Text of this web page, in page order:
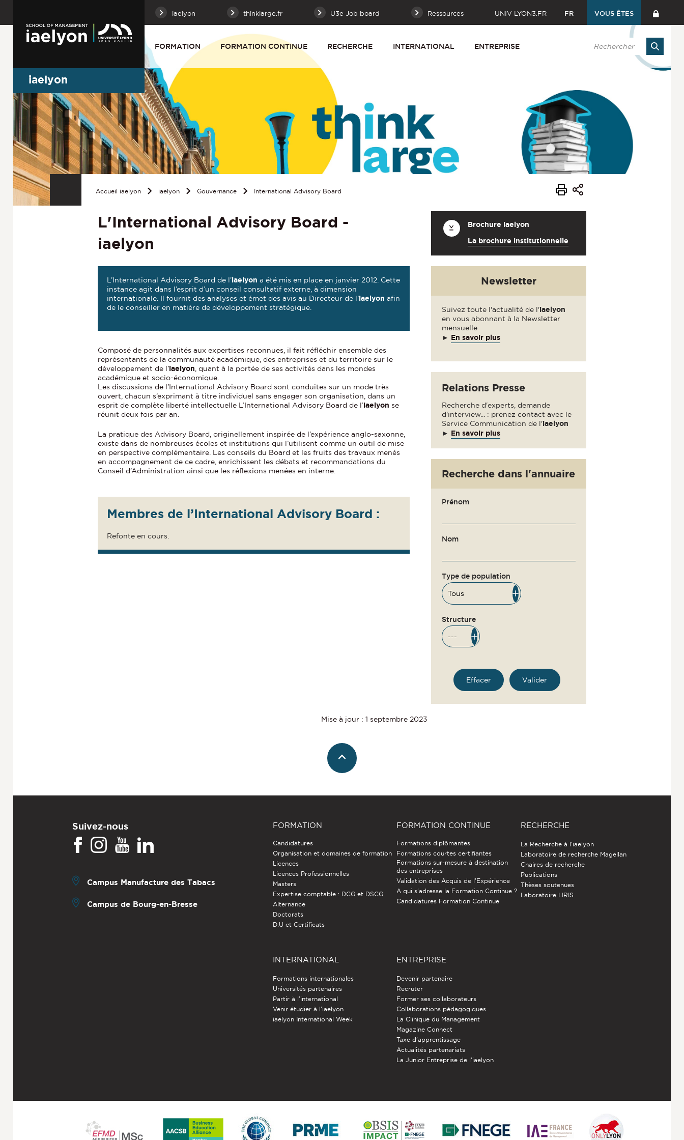
iaelyon thinklarge.fr U3e Job board Ressources UNIV-LYON3.FR FR VOUS ÊTES
FORMATION FORMATION CONTINUE RECHERCHE INTERNATIONAL ENTREPRISE
iaelyon
Accueil iaelyon iaelyon Gouvernance International Advisory Board
L'International Advisory Board -
iaelyon
L’International Advisory Board de l’iaelyon a été mis en place en janvier 2012. Cette
instance agit dans l’esprit d’un conseil consultatif externe, à dimension
internationale. Il fournit des analyses et émet des avis au Directeur de l’iaelyon afin
de le conseiller en matière de développement stratégique.
Composé de personnalités aux expertises reconnues, il fait réfléchir ensemble des
représentants de la communauté académique, des entreprises et du territoire sur le
développement de l’iaelyon , quant à la portée de ses activités dans les mondes
académique et socio-économique.
Les discussions de l’International Advisory Board sont conduites sur un mode très
ouvert, chacun s’exprimant à titre individuel sans engager son organisation, dans un
esprit de complète liberté intellectuelle L’International Advisory Board de l’iaelyon se
réunit deux fois par an.
La pratique des Advisory Board, originellement inspirée de l’expérience anglo-saxonne,
existe dans de nombreuses écoles et institutions qui l’utilisent comme un outil de mise
en perspective complémentaire. Les conseils du Board et les fruits des travaux menés
en accompagnement de ce cadre, enrichissent les débats et recommandations du
Conseil d’Administration ainsi que les réflexions menées en interne.
Membres de l’International Advisory Board :
Refonte en cours.
Brochure iaelyon
La brochure institutionnelle
Newsletter
Suivez toute l'actualité de l'iaelyon
en vous abonnant à la Newsletter
mensuelle
► En savoir plus
Relations Presse
Recherche d'experts, demande
d'interview... : prenez contact avec le
Service Communication de l'iaelyon
► En savoir plus
Recherche dans l'annuaire
Prénom
Nom
Type de population
Structure
Mise à jour : 1 septembre 2023
Suivez-nous
Campus Manufacture des Tabacs
Campus de Bourg-en-Bresse
FORMATION
Candidatures
Organisation et domaines de formation
Licences
Licences Professionnelles
Masters
Expertise comptable : DCG et DSCG
Alternance
Doctorats
D.U et Certificats
FORMATION CONTINUE
Formations diplômantes
Formations courtes certifiantes
Formations sur-mesure à destination
des entreprises
Validation des Acquis de l’Expérience
A qui s'adresse la Formation Continue ?
Candidatures Formation Continue
RECHERCHE
La Recherche à l'iaelyon
Laboratoire de recherche Magellan
Chaires de recherche
Publications
Thèses soutenues
Laboratoire LIRIS
INTERNATIONAL
Formations internationales
Universités partenaires
Partir à l'international
Venir étudier à l’iaelyon
iaelyon International Week
ENTREPRISE
Devenir partenaire
Recruter
Former ses collaborateurs
Collaborations pédagogiques
La Clinique du Management
Magazine Connect
Taxe d'apprentissage
Actualités partenariats
La Junior Entreprise de l'iaelyon